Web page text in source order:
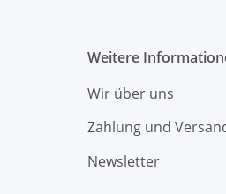
Weitere
Wir über uns
Zahlung und
Newsletter